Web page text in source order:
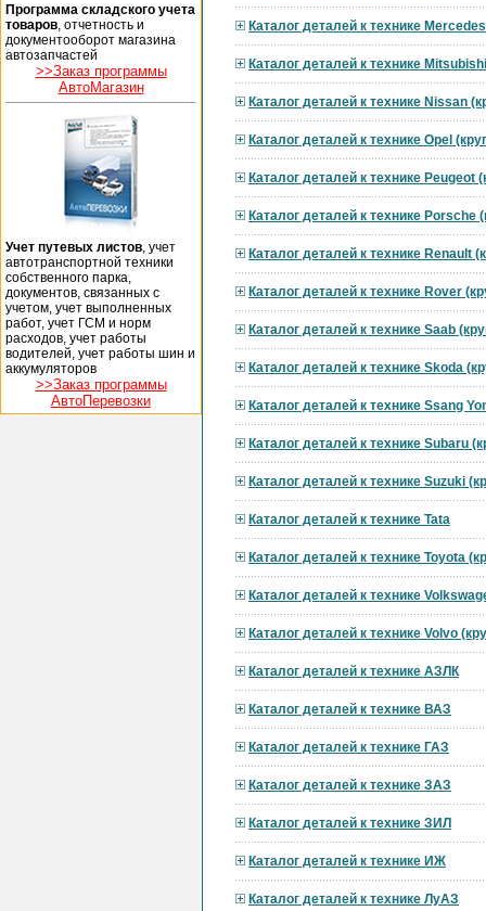
Программа складского учета
товаров , отчетность и
документооборот магазина
автозапчастей
>>Заказ программы
АвтоМагазин
Учет путевых листов , учет
автотранспортной техники
собственного парка,
документов, связанных с
учетом, учет выполненных
работ, учет ГСМ и норм
расходов, учет работы
водителей, учет работы шин и
аккумуляторов
>>Заказ программы
АвтоПеревозки
Каталог деталей к технике
Каталог деталей к технике
Каталог деталей к технике Nissan
Каталог деталей к технике Opel
Каталог деталей к технике Peugeot
Каталог деталей к технике Porsche
Каталог деталей к технике Renault
Каталог деталей к технике Rover
Каталог деталей к технике Saab
Каталог деталей к технике Skoda
Каталог деталей к технике Ssang
Каталог деталей к технике Subaru
Каталог деталей к технике Suzuki
Каталог деталей к технике Tata
Каталог деталей к технике Toyota
Каталог деталей к технике
Каталог деталей к технике Volvo
Каталог деталей к технике АЗЛК
Каталог деталей к технике ВАЗ
Каталог деталей к технике ГАЗ
Каталог деталей к технике ЗАЗ
Каталог деталей к технике ЗИЛ
Каталог деталей к технике ИЖ
Каталог деталей к технике ЛуАЗ